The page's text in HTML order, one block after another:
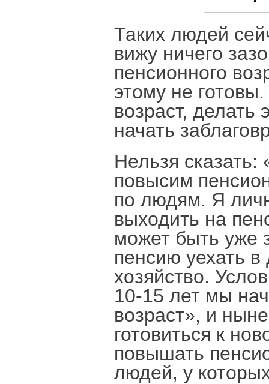
Таких людей
вижу ничего
пенсионного
этому не
возраст,
начать
Нельзя
повысим
по людям. Я
выходить на
может быть уже
пенсию уехать
хозяйство.
10-15 лет мы
возраст», и
готовиться к
повышать
людей, у